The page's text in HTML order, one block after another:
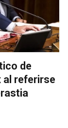
de
al referirse